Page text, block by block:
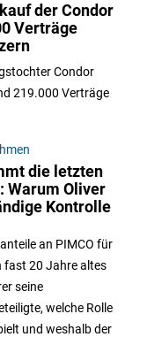
der Condor
Verträge
Condor
219.000 Verträge
die letzten
Warum Oliver
Kontrolle
an PIMCO für
fast 20 Jahre altes
seine
welche Rolle
und weshalb der